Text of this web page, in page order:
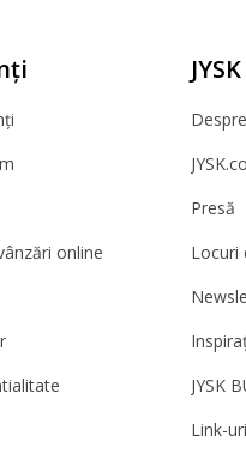
online
JYSK
Presă
Locuri
JYSK
Link-